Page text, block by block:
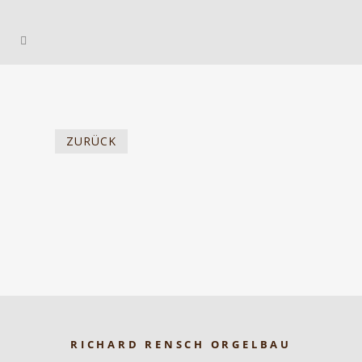
ZURÜCK
RICHARD RENSCH ORGELBAU